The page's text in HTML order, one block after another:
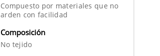
Compuesto por materiales que no
arden con facilidad
Composición
No tejido